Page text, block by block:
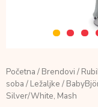
Početna / Brendovi /
soba / Ležaljke /
Silver/White, Mash